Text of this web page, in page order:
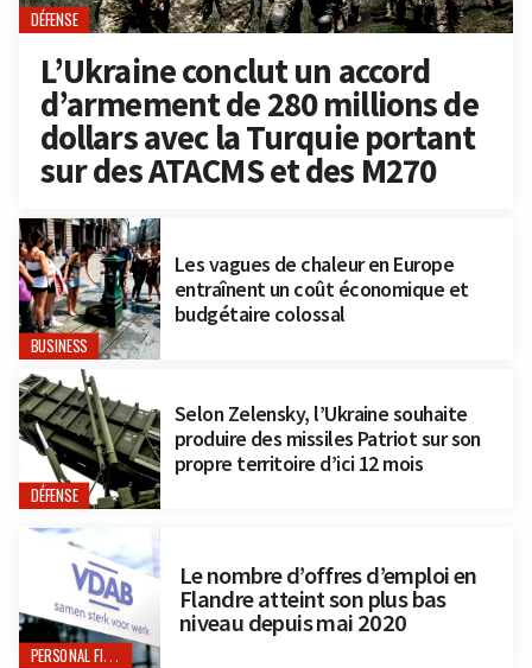
DÉFENSE
L’Ukraine conclut un accord
d’armement de 280 millions de
dollars avec la Turquie portant
sur des ATACMS et des M270
BUSINESS
Les vagues de chaleur en Europe
entraînent un coût économique et
budgétaire colossal
DÉFENSE
Selon Zelensky, l’Ukraine souhaite
produire des missiles Patriot sur son
propre territoire d’ici 12 mois
PERSONAL FINANCE
Le nombre d’offres d’emploi en
Flandre atteint son plus bas
niveau depuis mai 2020